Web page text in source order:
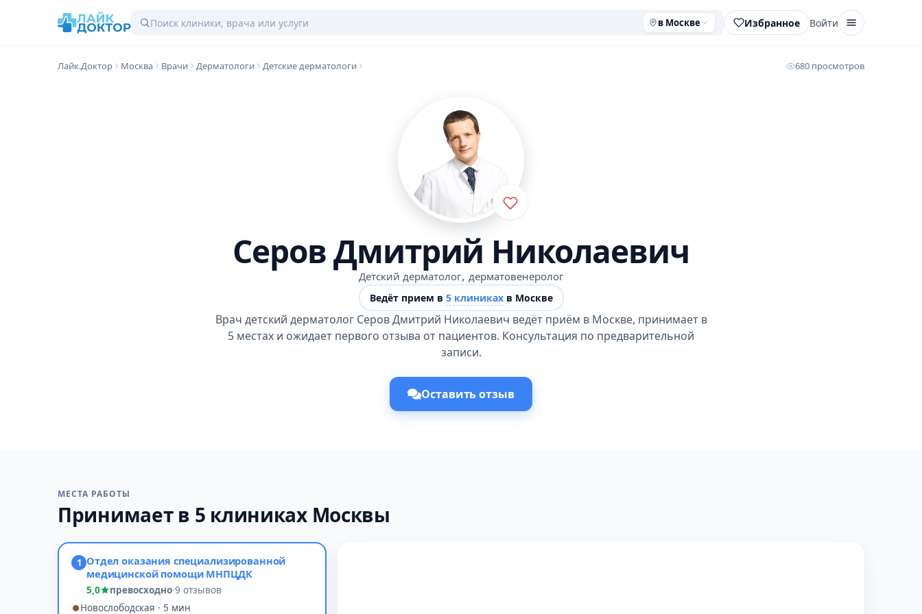
в Москве Избранное Войти
Лайк.Доктор Москва Врачи Дерматологи Детские дерматологи 680 просмотров
Серов Дмитрий Николаевич
Детский дерматолог, дерматовенеролог
Ведёт прием в 5 клиникахв Москве
Врач детский дерматолог Серов Дмитрий Николаевич ведёт приём в Москве, принимает в
5 местах и ожидает первого отзыва от пациентов. Консультация по предварительной
записи.
Оставить отзыв
МЕСТА РАБОТЫ
Принимает в 5 клиниках Москвы
1 Отдел оказания специализированной
медицинской помощи МНПЦДК
5,0 превосходно·9 отзывов
Новослободская · 5 мин